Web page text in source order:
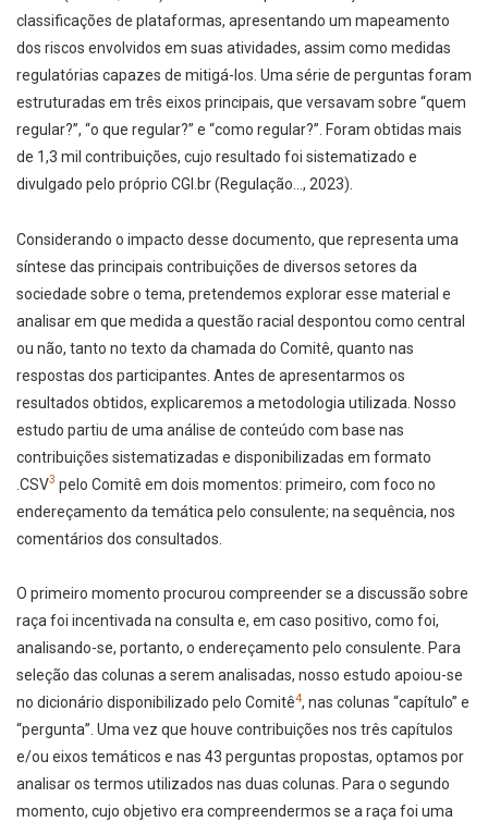
classificações de plataformas, apresentando um mapeamento
dos riscos envolvidos em suas atividades, assim como medidas
regulatórias capazes de mitigá-los. Uma série de perguntas foram
estruturadas em três eixos principais, que versavam sobre “quem
regular?”, “o que regular?” e “como regular?”. Foram obtidas mais
de 1,3 mil contribuições, cujo resultado foi sistematizado e
divulgado pelo próprio CGI.br (Regulação…, 2023).
Considerando o impacto desse documento, que representa uma
síntese das principais contribuições de diversos setores da
sociedade sobre o tema, pretendemos explorar esse material e
analisar em que medida a questão racial despontou como central
ou não, tanto no texto da chamada do Comitê, quanto nas
respostas dos participantes. Antes de apresentarmos os
resultados obtidos, explicaremos a metodologia utilizada. Nosso
estudo partiu de uma análise de conteúdo com base nas
contribuições sistematizadas e disponibilizadas em formato
.CSV3 pelo Comitê em dois momentos: primeiro, com foco no
endereçamento da temática pelo consulente; na sequência, nos
comentários dos consultados.
O primeiro momento procurou compreender se a discussão sobre
raça foi incentivada na consulta e, em caso positivo, como foi,
analisando-se, portanto, o endereçamento pelo consulente. Para
seleção das colunas a serem analisadas, nosso estudo apoiou-se
no dicionário disponibilizado pelo Comitê4, nas colunas “capítulo” e
“pergunta”. Uma vez que houve contribuições nos três capítulos
e/ou eixos temáticos e nas 43 perguntas propostas, optamos por
analisar os termos utilizados nas duas colunas. Para o segundo
momento, cujo objetivo era compreendermos se a raça foi uma